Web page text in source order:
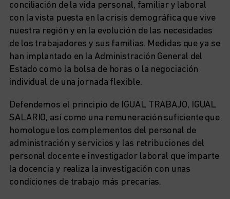
conciliación de la vida personal, familiar y laboral
con la vista puesta en la crisis demográfica que vive
nuestra región y en la evolución de las necesidades
de los trabajadores y sus familias. Medidas que ya se
han implantado en la Administración General del
Estado como la bolsa de horas o la negociación
individual de una jornada flexible.
Defendemos el principio de IGUAL TRABAJO, IGUAL
SALARIO, así como una remuneración suficiente que
homologue los complementos del personal de
administración y servicios y las retribuciones del
personal docente e investigador laboral que imparte
la docencia y realiza la investigación con unas
condiciones de trabajo más precarias.